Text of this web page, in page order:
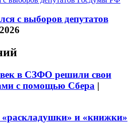
с выборов депутатов
в СЗФО решили свои
с помощью Сбера |
и «книжки»